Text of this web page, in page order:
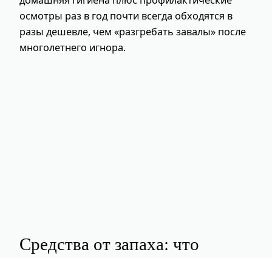
осмотры раз в год почти всегда обходятся в
разы дешевле, чем «разгребать завалы» после
многолетнего игнора.
Средства от запаха: что